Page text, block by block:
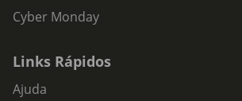
Cyber Monday
Links Rápidos
Ajuda